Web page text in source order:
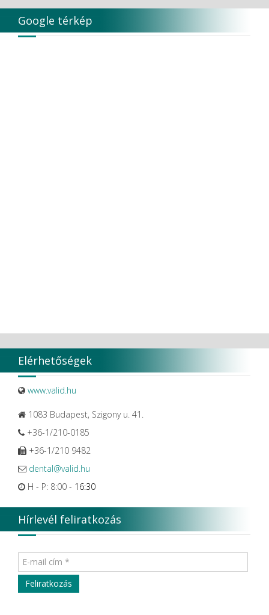
Google térkép
Elérhetőségek
www.valid.hu
1083 Budapest, Szigony u. 41.
+36-1/210-0185
+36-1/210 9482
dental@valid.hu
H - P: 8:00 - 16:30
Hírlevél feliratkozás